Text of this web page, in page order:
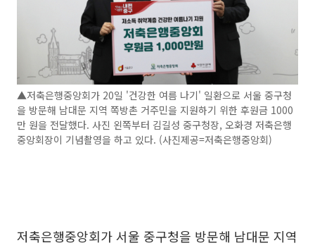
▲저축은행중앙회가 20일 '건강한 여름 나기' 일환으로 서울 중구청
을 방문해 남대문 지역 쪽방촌 거주민을 지원하기 위한 후원금 1000
만 원을 전달했다. 사진 왼쪽부터 김길성 중구청장, 오화경 저축은행
중앙회장이 기념촬영을 하고 있다. (사진제공=저축은행중앙회)
저축은행중앙회가 서울 중구청을 방문해 남대문 지역